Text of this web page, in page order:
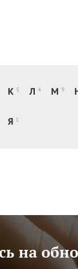
К 5 Л 4 М 9
Я 1
на